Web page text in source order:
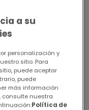
a su
personalización y
sitio. Para
puede aceptar
puede
más información
consulte nuestra
Política de